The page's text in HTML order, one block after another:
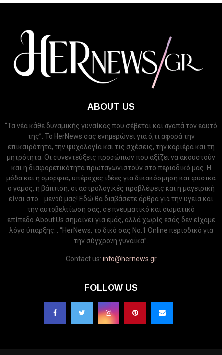
ABOUT US
“Τα νέα κάθε δυναμικής γυναίκας που σέβεται και αγαπά τον εαυτό
της”. Το HerNews σας ενημερώνει για ό,τι αφορά την
επικαιρότητα, την ψυχολογία και τις σχέσεις, την καριέρα και τη
μητρότητα. Οι συνεντεύξεις προσώπων που αξίζει να ακουστούν
και η διαφορετικότητα πρωταγωνιστούν στο περιοδικό μας. Η
μόδα και η ομορφιά, υπέροχες ιδέες για δικακόσμηση και φυσικά
ο γάμος, η βάπτιση, οι αστρολογικές προβλέψεις και η μαγειρική
είναι στο... μενού μας! Εδώ θα διαβάσετε άρθρα για την υγεία και
την αυτοβελτίωση σας, σε πνευματικό και σωματικό
επίπεδο.About Us σημαίνει για εμάς, αλλά χωρίς εσάς δεν είχαμε
λόγο ύπαρξης... “HerNews, το δικό σας Νo.1 Online περιοδικό για
την σύγχρονη γυναίκα”.
Contact us: info@hernews.gr
FOLLOW US